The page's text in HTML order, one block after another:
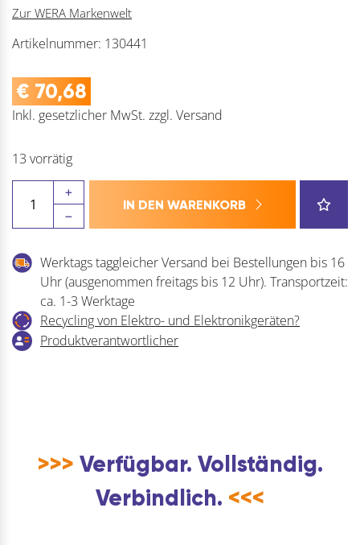
Zur WERA Markenwelt
Artikelnummer: 130441
€ 70,68
Inkl. gesetzlicher MwSt. zzgl. Versand
13 vorrätig
Umschaltknarre
Zyklop
8004
vierkant
Menge
IN DEN WARENKORB
Werktags taggleicher Versand bei Bestellungen bis 16
Uhr (ausgenommen freitags bis 12 Uhr). Transportzeit:
ca. 1-3 Werktage
Recycling von Elektro- und Elektronikgeräten?
Produktverantwortlicher
>>> Verfügbar. Vollständig.
Verbindlich. <<<